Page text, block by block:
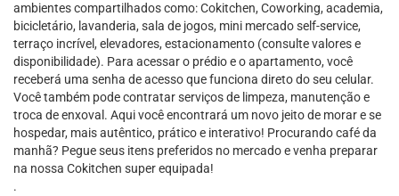
ambientes compartilhados como: Cokitchen, Coworking, academia,
bicicletário, lavanderia, sala de jogos, mini mercado self-service,
terraço incrível, elevadores, estacionamento (consulte valores e
disponibilidade). Para acessar o prédio e o apartamento, você
receberá uma senha de acesso que funciona direto do seu celular.
Você também pode contratar serviços de limpeza, manutenção e
troca de enxoval. Aqui você encontrará um novo jeito de morar e se
hospedar, mais autêntico, prático e interativo! Procurando café da
manhã? Pegue seus itens preferidos no mercado e venha preparar
na nossa Cokitchen super equipada!
.